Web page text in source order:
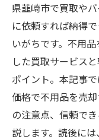
県韮崎市で買取や
に依頼すれば納得
いがちです。不用
した買取サービス
ポイント。本記事
価格で不用品を売
の注意点、信頼で
説します。読後に